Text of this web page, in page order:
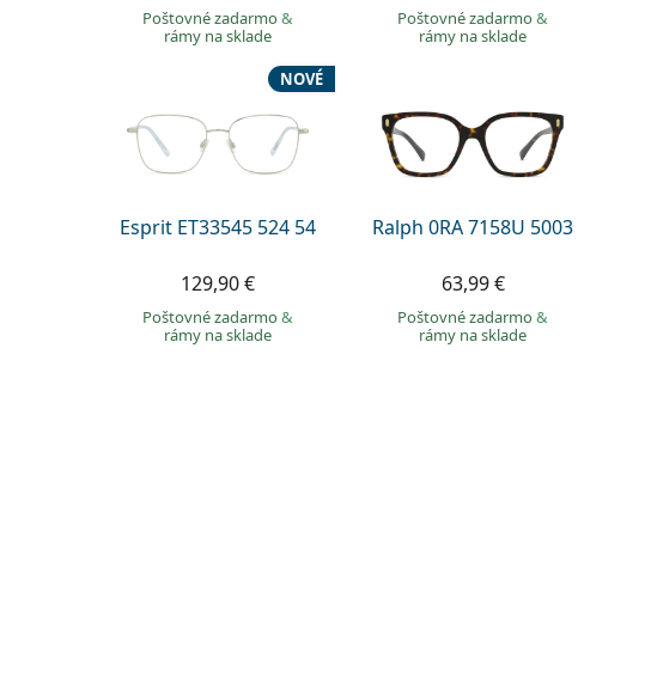
Poštovné zadarmo&
rámy na sklade
Poštovné zadarmo&
rámy na sklade
Esprit ET33545 524 54
NOVÉ
129,90 €
Poštovné zadarmo&
rámy na sklade
Ralph 0RA 7158U 5003
63,99 €
Poštovné zadarmo&
rámy na sklade